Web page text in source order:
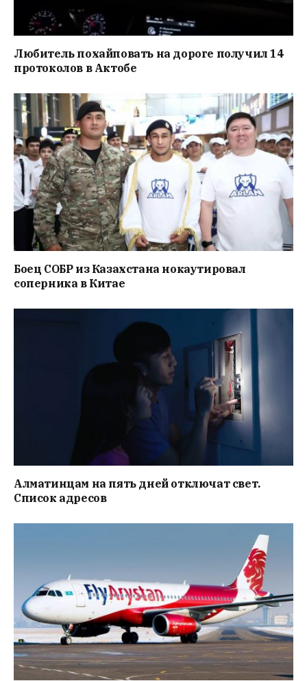
Любитель похайповать на дороге получил 14
протоколов в Актобе
Боец СОБР из Казахстана нокаутировал
соперника в Китае
Алматинцам на пять дней отключат свет.
Список адресов